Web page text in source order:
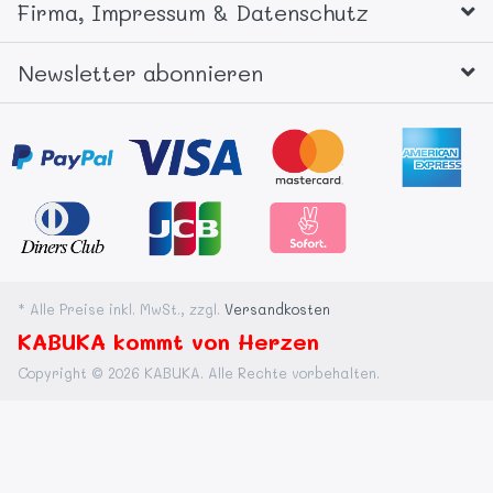
Firma, Impressum & Datenschutz
Newsletter abonnieren
* Alle Preise inkl. MwSt., zzgl. Versandkosten
KABUKA kommt von Herzen
Copyright © 2026 KABUKA. Alle Rechte vorbehalten.